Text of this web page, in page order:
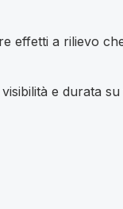
effetti a rilievo
e durata